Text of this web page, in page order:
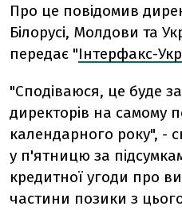
Про це повідомив
Білорусі, Молдови та
передає "Інтерфакс-
"Сподіваюся, це буде
директорів на самому
календарного року", -
у п'ятницю за
кредитної угоди про
частини позики з